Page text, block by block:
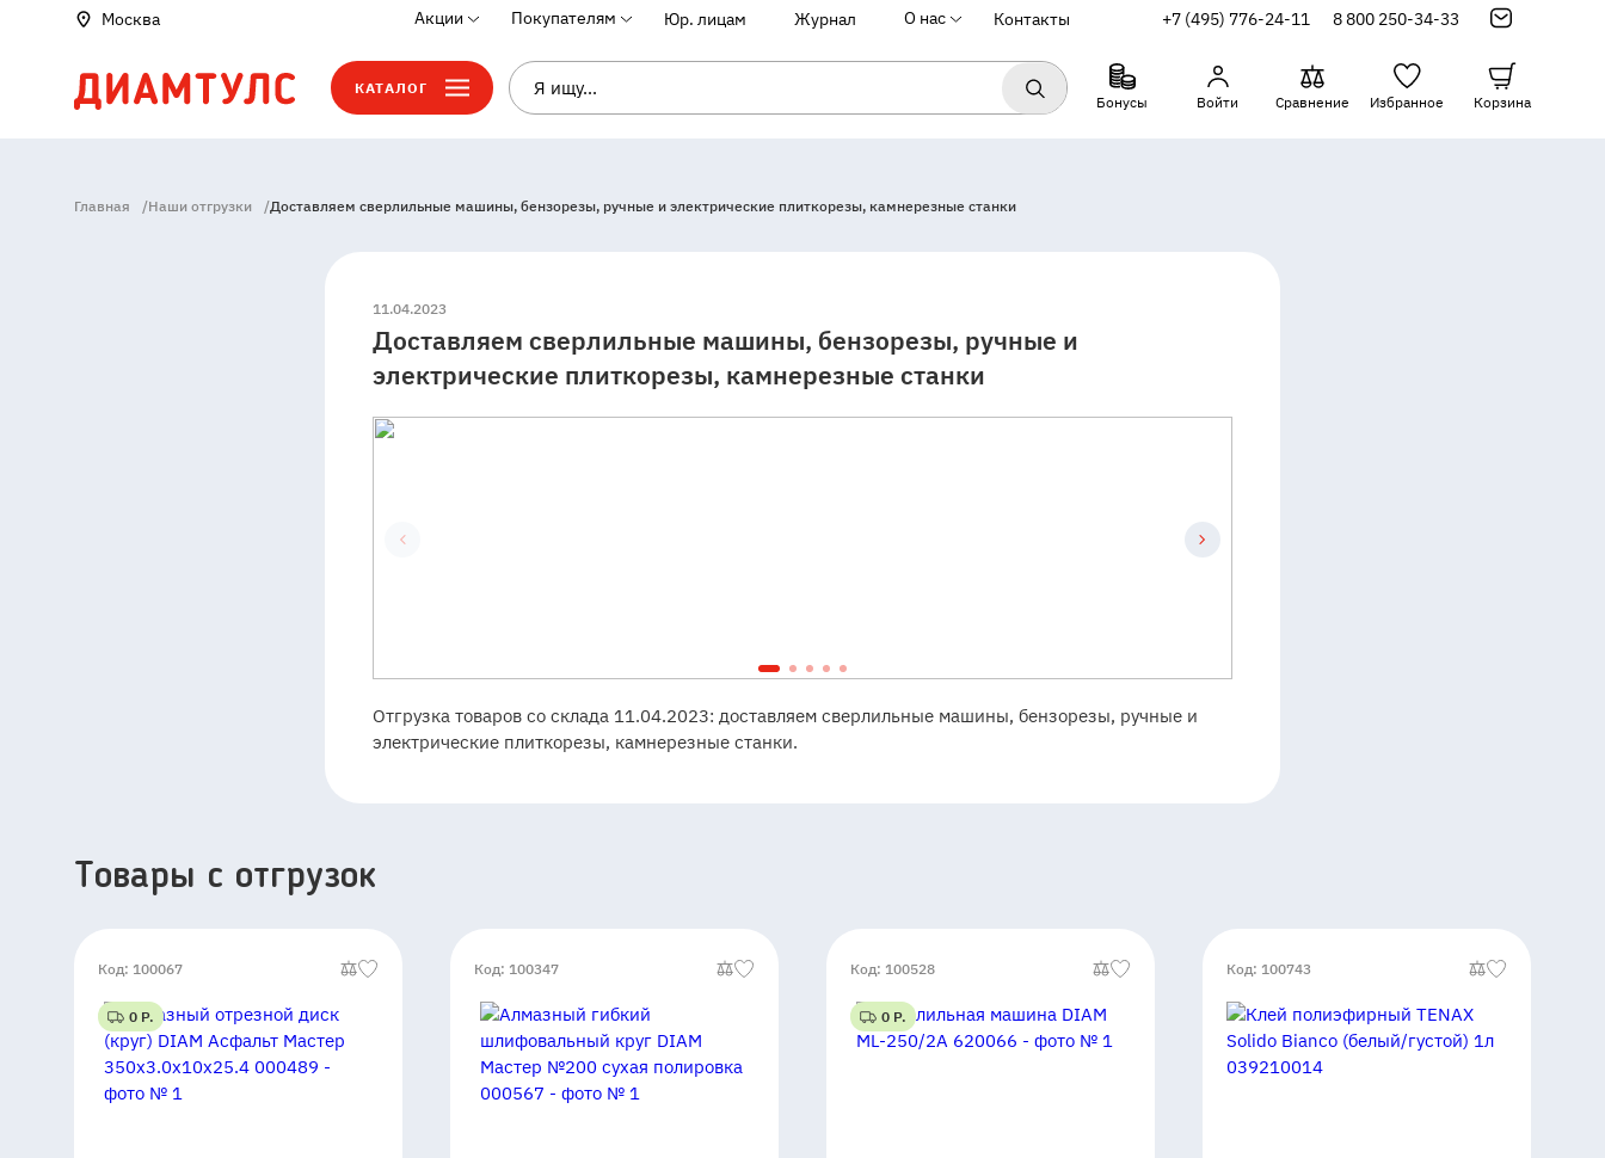
Москва Акции Покупателям Юр. лицам Журнал О нас Контакты +7 (495) 776-24-11 8 800 250-34-33
КАТАЛОГ
Бонусы Войти Сравнение Избранное Корзина
Главная /Наши отгрузки /Доставляем сверлильные машины, бензорезы, ручные и электрические плиткорезы, камнерезные станки
11.04.2023
Доставляем сверлильные машины, бензорезы, ручные и
электрические плиткорезы, камнерезные станки
Отгрузка товаров со склада 11.04.2023: доставляем сверлильные машины, бензорезы, ручные и
электрические плиткорезы, камнерезные станки.
Товары c отгрузок
Код: 100067
0 Р.
Код: 100347 Код: 100528
0 Р.
Код: 100743